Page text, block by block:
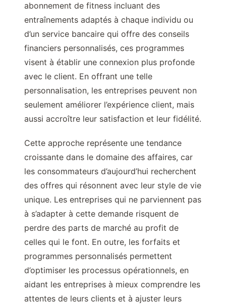
abonnement de fitness incluant des
entraînements adaptés à chaque individu ou
d’un service bancaire qui offre des conseils
financiers personnalisés, ces programmes
visent à établir une connexion plus profonde
avec le client. En offrant une telle
personnalisation, les entreprises peuvent non
seulement améliorer l’expérience client, mais
aussi accroître leur satisfaction et leur fidélité.
Cette approche représente une tendance
croissante dans le domaine des affaires, car
les consommateurs d’aujourd’hui recherchent
des offres qui résonnent avec leur style de vie
unique. Les entreprises qui ne parviennent pas
à s’adapter à cette demande risquent de
perdre des parts de marché au profit de
celles qui le font. En outre, les forfaits et
programmes personnalisés permettent
d’optimiser les processus opérationnels, en
aidant les entreprises à mieux comprendre les
attentes de leurs clients et à ajuster leurs